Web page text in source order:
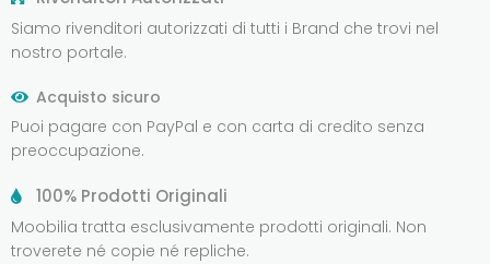
Siamo rivenditori autorizzati di tutti i Brand che trovi nel
nostro portale.
Acquisto sicuro
Puoi pagare con PayPal e con carta di credito senza
preoccupazione.
100% Prodotti Originali
Moobilia tratta esclusivamente prodotti originali. Non
troverete né copie né repliche.